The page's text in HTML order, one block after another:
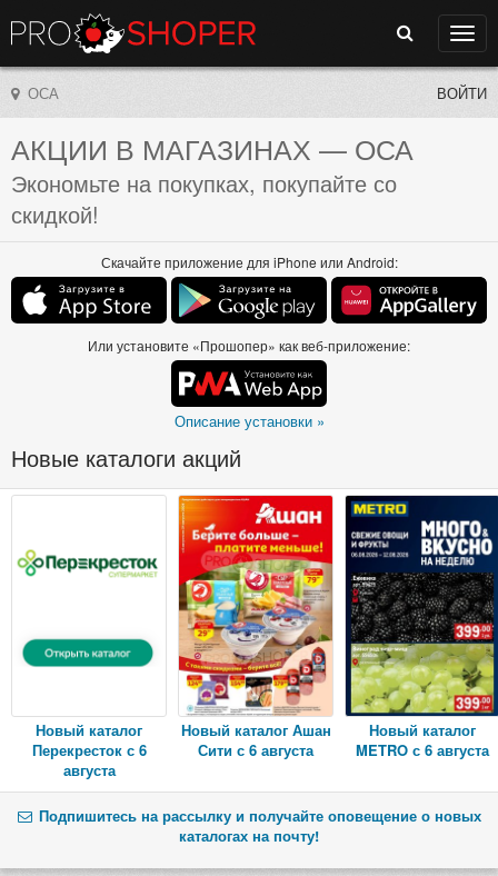
Поиск
ОСА ВОЙТИ
АКЦИИ В МАГАЗИНАХ — ОСА
Экономьте на покупках, покупайте со
скидкой!
Скачайте приложение для iPhone или Android:
Или установите «Прошопер» как веб-приложение:
Описание установки »
Новые каталоги акций
Новый каталог
Перекресток с 6
августа
Новый каталог Ашан
Сити с 6 августа
Новый каталог
METRO с 6 августа
Подпишитесь на рассылку и получайте оповещение о новых
каталогах на почту!